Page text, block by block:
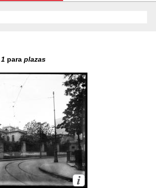
1 para plazas